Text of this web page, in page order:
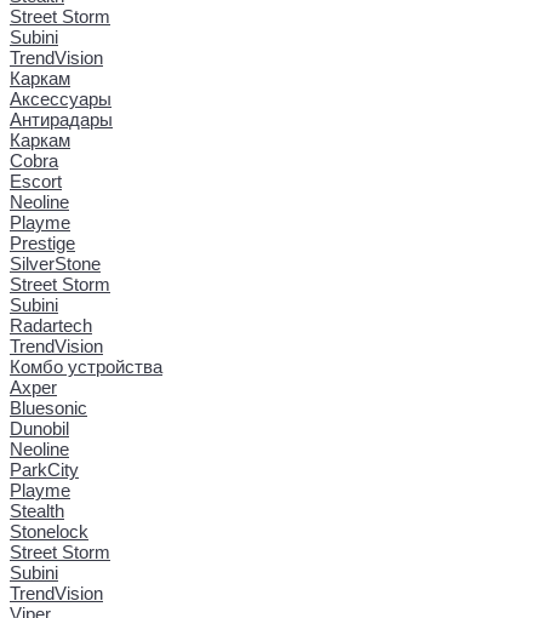
Street Storm
Subini
TrendVision
Каркам
Аксессуары
Антирадары
Каркам
Cobra
Escort
Neoline
Playme
Prestige
SilverStone
Street Storm
Subini
Radartech
TrendVision
Комбо устройства
Axper
Bluesonic
Dunobil
Neoline
ParkCity
Playme
Stealth
Stonelock
Street Storm
Subini
TrendVision
Viper